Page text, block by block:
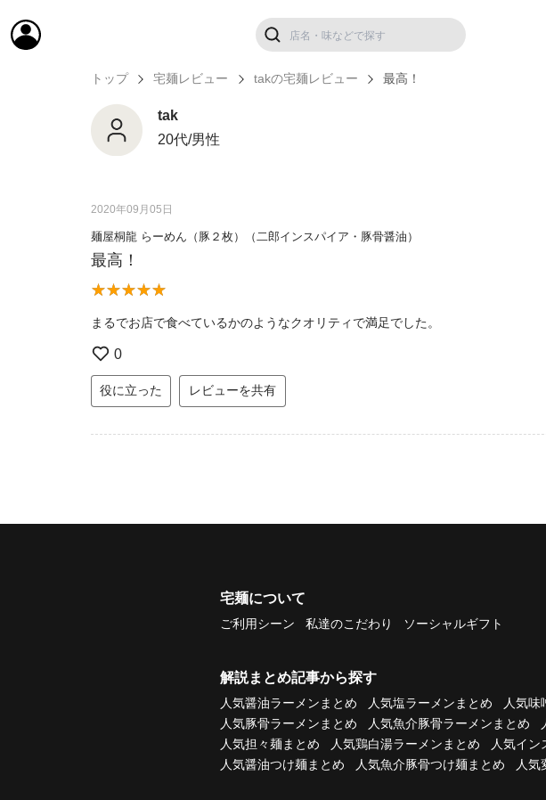
トップ 宅麺レビュー takの宅麺レビュー 最高！
tak
20代/男性
2020年09月05日
麺屋桐龍 らーめん（豚２枚）（二郎インスパイア・豚骨醤油）
最高！
まるでお店で食べているかのようなクオリティで満足でした。
0
役に立った レビューを共有
宅麺について
ご利用シーン 私達のこだわり ソーシャルギフト
解説まとめ記事から探す
人気醤油ラーメンまとめ 人気塩ラーメンまとめ
人気味
人気豚骨ラーメンまとめ
人気魚介豚骨ラーメンまとめ
人気担々麺まとめ
人気鶏白湯ラーメンまとめ
人気イン
人気醤油つけ麺まとめ
人気魚介豚骨つけ麺まとめ 人気